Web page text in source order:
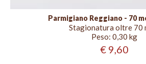
Parmigiano Reggiano - 70
Stagionatura oltre 70
Peso: 0,30 kg
€ 9,60